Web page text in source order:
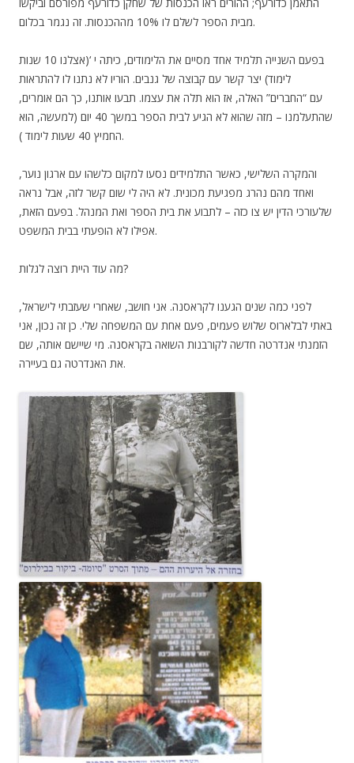
מבית הספר לשלם לו 10% מההכנסות. זה נגמר בכלום.
בפעם השנייה תלמיד אחד מסיים את הלימודים, כיתה י ‘(אצלנו 10 שנות
לימוד) יצר קשר עם קבוצה של גנבים. הוריו לא נתנו לו להתראות
עם “החברים” האלה, אז הוא תלה את עצמו. תבעו אותנו, כך הם אומרים,
שהתעלמנו – מזה שהוא לא הגיע לבית הספר במשך 40 יום (למעשה, הוא
החמיץ 40 שעות לימוד ).
והמקרה השלישי, כאשר התלמידים נסעו למקום כלשהו עם ארגון נוער,
ואחד מהם נהרג מפגיעת מכונית. לא היה לי שום קשר לזה, אבל נראה
שלעורכי הדין יש צו כזה – לתבוע את בית הספר ואת המנהל. בפעם הזאת,
אפילו לא הופעתי בבית המשפט.
מה עוד היית רוצה לגלות?
לפני כמה שנים הגענו לקראסנה. אני חושב, שאחרי שעזבתי לישראל,
באתי לבלארוס שלוש פעמים, פעם אחת עם המשפחה שלי. כן זה נכון, אני
הזמנתי אנדרטה חדשה לקורבנות השואה בקראסנה. מי שיישם אותה, שם
את האנדרטה גם בעיירה.